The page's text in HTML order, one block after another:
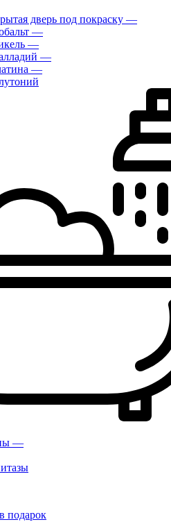
дверь под покраску —
—
—
—
—
—
подарок